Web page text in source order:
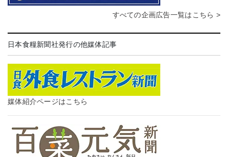
すべての企画広告一覧はこちら >
日本食糧新聞社発行の他媒体記事
媒体紹介ページはこちら